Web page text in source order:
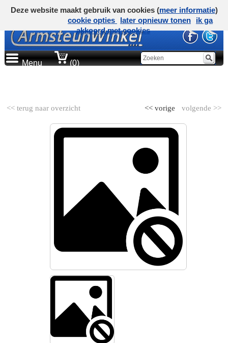
Menu (0)
<< terug naar overzicht volgende >>
<< vorige
Deze website maakt gebruik van cookies (meer informatie)
cookie opties
later opnieuw tonen
ik ga
akkoord met cookies